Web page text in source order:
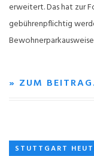
erweitert. Das hat zur
gebührenpflichtig
» ZUM
STUTTGART